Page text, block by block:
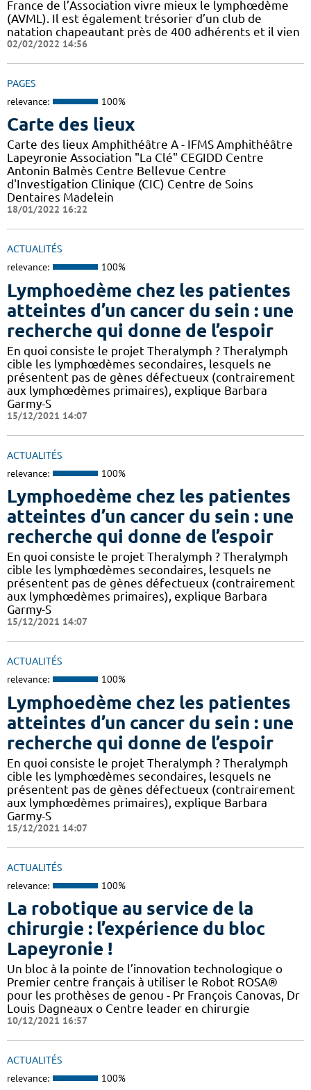
France de l’Association vivre mieux le lymphœdème
(AVML). Il est également trésorier d’un club de
natation chapeautant près de 400 adhérents et il vien
02/02/2022 14:56
PAGES
relevance: 100%
Carte des lieux
Carte des lieux Amphithéâtre A - IFMS Amphithéâtre
Lapeyronie Association "La Clé" CEGIDD Centre
Antonin Balmès Centre Bellevue Centre
d'Investigation Clinique (CIC) Centre de Soins
Dentaires Madelein
18/01/2022 16:22
ACTUALITÉS
relevance: 100%
Lymphoedème chez les patientes
atteintes d’un cancer du sein : une
recherche qui donne de l’espoir
En quoi consiste le projet Theralymph ? Theralymph
cible les lymphœdèmes secondaires, lesquels ne
présentent pas de gènes défectueux (contrairement
aux lymphœdèmes primaires), explique Barbara
Garmy-S
15/12/2021 14:07
ACTUALITÉS
relevance: 100%
Lymphoedème chez les patientes
atteintes d’un cancer du sein : une
recherche qui donne de l’espoir
En quoi consiste le projet Theralymph ? Theralymph
cible les lymphœdèmes secondaires, lesquels ne
présentent pas de gènes défectueux (contrairement
aux lymphœdèmes primaires), explique Barbara
Garmy-S
15/12/2021 14:07
ACTUALITÉS
relevance: 100%
Lymphoedème chez les patientes
atteintes d’un cancer du sein : une
recherche qui donne de l’espoir
En quoi consiste le projet Theralymph ? Theralymph
cible les lymphœdèmes secondaires, lesquels ne
présentent pas de gènes défectueux (contrairement
aux lymphœdèmes primaires), explique Barbara
Garmy-S
15/12/2021 14:07
ACTUALITÉS
relevance: 100%
La robotique au service de la
chirurgie : l’expérience du bloc
Lapeyronie !
Un bloc à la pointe de l’innovation technologique o
Premier centre français à utiliser le Robot ROSA®
pour les prothèses de genou - Pr François Canovas, Dr
Louis Dagneaux o Centre leader en chirurgie
10/12/2021 16:57
ACTUALITÉS
relevance: 100%